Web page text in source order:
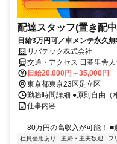
配達スタッフ(置き配
日給3万円可／車メンテ永久
リバテック株式会社
交通・アクセス 日暮里舎
日給20,000円～35,000円
東京都東京23区足立区
勤務時間詳細 ●原則自由（
仕事内容
―――――――――――――― ■普
80万円の高収入が可能！ ■
社員登用あり 主婦・主夫歓迎 フ